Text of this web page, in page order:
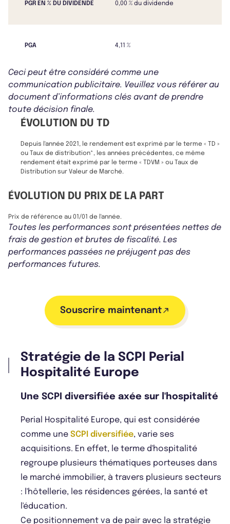
PGR EN % DU DIVIDENDE 0,00 % du dividende
PGA 4,11 %
Ceci peut être considéré comme une
communication publicitaire. Veuillez vous référer au
document d’informations clés avant de prendre
toute décision finale.
ÉVOLUTION DU TD
Depuis l'année 2021, le rendement est exprimé par le terme « TD »
ou Taux de distribution*, les années précédentes, ce même
rendement était exprimé par le terme « TDVM » ou Taux de
Distribution sur Valeur de Marché.
ÉVOLUTION DU PRIX DE LA PART
Prix de référence au 01/01 de l'année.
Toutes les performances sont présentées nettes de
frais de gestion et brutes de fiscalité. Les
performances passées ne préjugent pas des
performances futures.
Souscrire maintenant
Stratégie de la SCPI Perial
Hospitalité Europe
Une SCPI diversifiée axée sur l'hospitalité
Perial Hospitalité Europe, qui est considérée
comme une SCPI diversifiée, varie ses
acquisitions. En effet, le terme d'hospitalité
regroupe plusieurs thématiques porteuses dans
le marché immobilier, à travers plusieurs secteurs
: l'hôtellerie, les résidences gérées, la santé et
l'éducation.
Ce positionnement va de pair avec la stratégie